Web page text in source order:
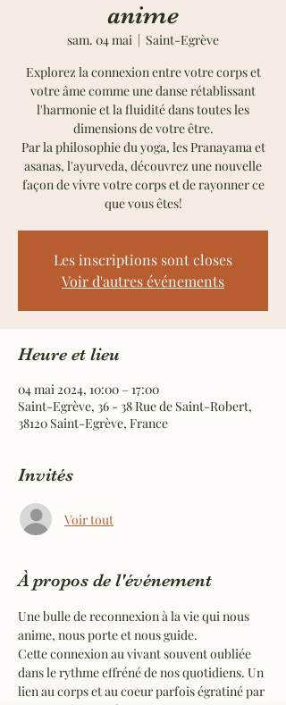
anime
sam. 04 mai
  |
Saint-Egrève
Explorez la connexion entre votre corps et
votre âme comme une danse rétablissant
l'harmonie et la fluidité dans toutes les
dimensions de votre être.
Par la philosophie du yoga, les Pranayama et
asanas, l'ayurveda, découvrez une nouvelle
façon de vivre votre corps et de rayonner ce
que vous êtes!
Les inscriptions sont closes
Voir d'autres événements
Heure et lieu
04 mai 2024, 10:00 – 17:00
Saint-Egrève, 36 - 38 Rue de Saint-Robert,
38120 Saint-Egrève, France
Invités
Voir tout
À propos de l'événement
Une bulle de reconnexion à la vie qui nous
anime, nous porte et nous guide.
Cette connexion au vivant souvent oubliée
dans le rythme effréné de nos quotidiens. Un
lien au corps et au coeur parfois égratiné par